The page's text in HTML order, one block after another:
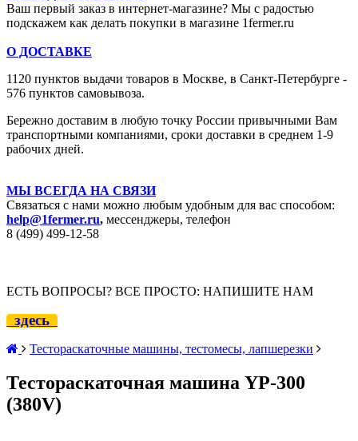
Ваш первый заказ в интернет-магазине? Мы с радостью
подскажем как делать покупки в магазине 1fermer.ru
О ДОСТАВКЕ
1120 пунктов выдачи товаров в Москве, в Санкт-Петербурге -
576 пунктов самовывоза.
Бережно доставим в любую точку России привычными Вам
транспортными компаниями, сроки доставки в среднем 1-9
рабочих дней.
МЫ ВСЕГДА НА СВЯЗИ
Связаться с нами можно любым удобным для вас способом:
help@1fermer.ru, мессенджеры, телефон
8 (499) 499-12-58
ЕСТЬ ВОПРОСЫ? ВСЕ ПРОСТО: НАПИШИТЕ НАМ
здесь
Тестораскаточные машины, тестомесы, лапшерезки
Тестораскаточная машина YP-300
(380V)